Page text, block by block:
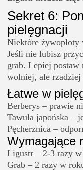
Sekret 6:
pielęgnacji
Niektóre
Jeśli nie lubisz
grab. Lepiej postaw
wolniej, ale rzadziej
Łatwe w
Berberys – prawie
Tawuła japońska –
Pęcherznica –
Wymagające
Ligustr – 2-3 razy
Grab – 2 razy w